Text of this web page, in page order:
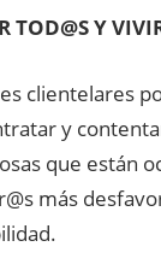
TOD@S Y
clientelares
y
que están
más